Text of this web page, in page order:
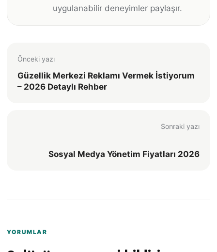
uygulanabilir deneyimler paylaşır.
Önceki yazı
Güzellik Merkezi Reklamı Vermek İstiyorum
– 2026 Detaylı Rehber
Sonraki yazı
Sosyal Medya Yönetim Fiyatları 2026
YORUMLAR